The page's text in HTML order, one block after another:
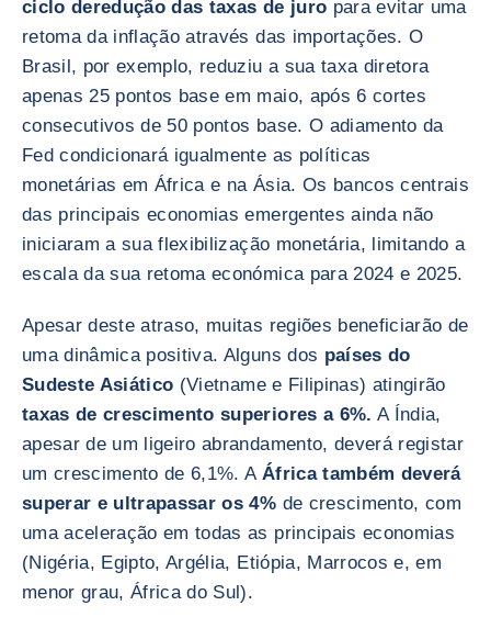
ciclo deredução das taxas de juro para evitar uma
retoma da inflação através das importações. O
Brasil, por exemplo, reduziu a sua taxa diretora
apenas 25 pontos base em maio, após 6 cortes
consecutivos de 50 pontos base. O adiamento da
Fed condicionará igualmente as políticas
monetárias em África e na Ásia. Os bancos centrais
das principais economias emergentes ainda não
iniciaram a sua flexibilização monetária, limitando a
escala da sua retoma económica para 2024 e 2025.
Apesar deste atraso, muitas regiões beneficiarão de
uma dinâmica positiva. Alguns dos países do
Sudeste Asiático (Vietname e Filipinas) atingirão
taxas de crescimento superiores a 6%. A Índia,
apesar de um ligeiro abrandamento, deverá registar
um crescimento de 6,1%. A África também deverá
superar e ultrapassar os 4% de crescimento, com
uma aceleração em todas as principais economias
(Nigéria, Egipto, Argélia, Etiópia, Marrocos e, em
menor grau, África do Sul).